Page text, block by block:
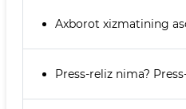
Axborot xizmatining
Press-reliz nima?